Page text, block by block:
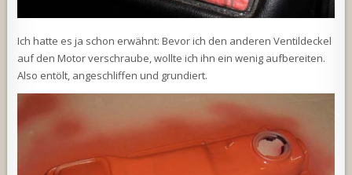
Ich hatte es ja schon erwähnt: Bevor ich den anderen Ventildeckel
auf den Motor verschraube, wollte ich ihn ein wenig aufbereiten.
Also entölt, angeschliffen und grundiert.